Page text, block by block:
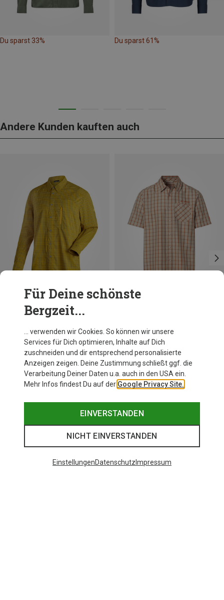
Du sparst 33% Du sparst 61%
Andere Kunden kauften auch
Du sparst bis 33%
Für Deine schönste
Bergzeit...
… verwenden wir Cookies. So können wir unsere
Services für Dich optimieren, Inhalte auf Dich
zuschneiden und dir entsprechend personalisierte
Anzeigen zeigen. Deine Zustimmung schließt ggf. die
Verarbeitung Deiner Daten u.a. auch in den USA ein.
Mehr Infos findest Du auf der Google Privacy Site.
EINVERSTANDEN
NICHT EINVERSTANDEN
EinstellungenDatenschutz Impressum